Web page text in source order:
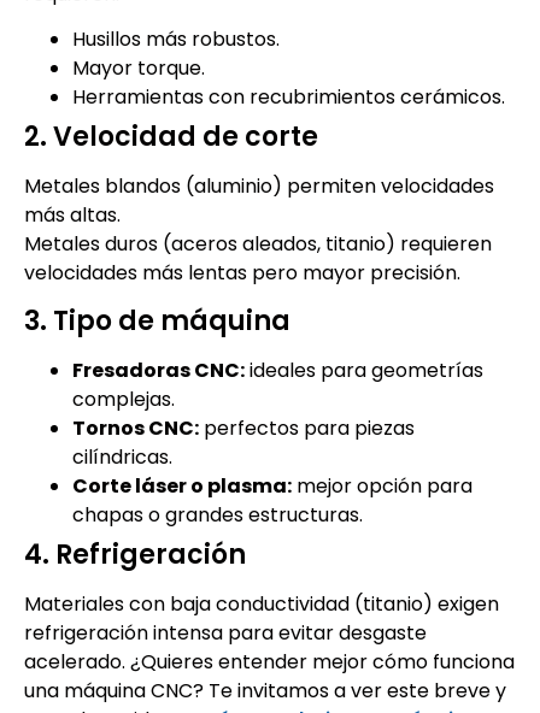
Husillos más robustos.
Mayor torque.
Herramientas con recubrimientos cerámicos.
2. Velocidad de corte
Metales blandos (aluminio) permiten velocidades
más altas.
Metales duros (aceros aleados, titanio) requieren
velocidades más lentas pero mayor precisión.
3. Tipo de máquina
Fresadoras CNC:ideales para geometrías
complejas.
Tornos CNC: perfectos para piezas
cilíndricas.
Corte láser o plasma: mejor opción para
chapas o grandes estructuras.
4. Refrigeración
Materiales con baja conductividad (titanio) exigen
refrigeración intensa para evitar desgaste
acelerado. ¿Quieres entender mejor cómo funciona
una máquina CNC? Te invitamos a ver este breve y